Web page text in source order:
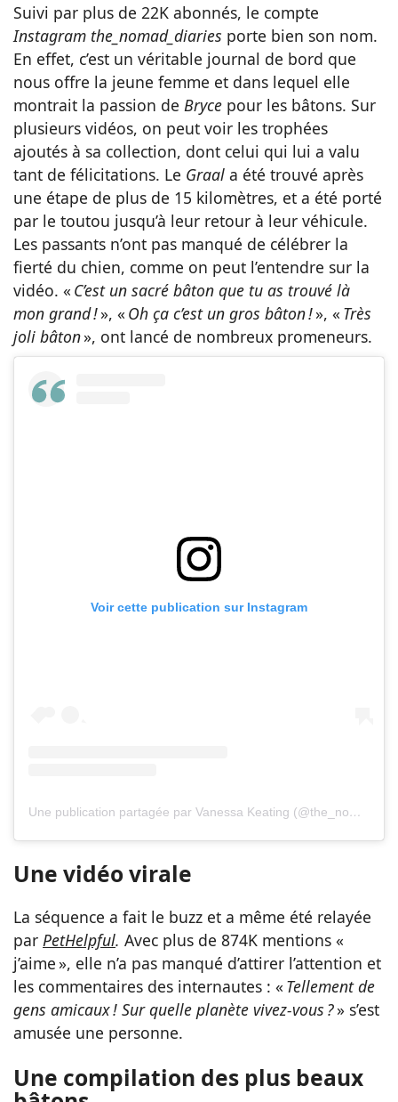
Suivi par plus de 22K abonnés, le compte
Instagram the_nomad_diaries porte bien son nom.
En effet, c’est un véritable journal de bord que
nous offre la jeune femme et dans lequel elle
montrait la passion de Bryce pour les bâtons. Sur
plusieurs vidéos, on peut voir les trophées
ajoutés à sa collection, dont celui qui lui a valu
tant de félicitations. Le Graal a été trouvé après
une étape de plus de 15 kilomètres, et a été porté
par le toutou jusqu’à leur retour à leur véhicule.
Les passants n’ont pas manqué de célébrer la
fierté du chien, comme on peut l’entendre sur la
vidéo. « C’est un sacré bâton que tu as trouvé là
mon grand !», « Oh ça c’est un gros bâton !», « Très
joli bâton», ont lancé de nombreux promeneurs.
Voir cette publication sur Instagram
Une publication partagée par Vanessa Keating (@the_nomad_diaries_)
Une vidéo virale
La séquence a fait le buzz et a même été relayée
par PetHelpful. Avec plus de 874K mentions «
j’aime », elle n’a pas manqué d’attirer l’attention et
les commentaires des internautes : « Tellement de
gens amicaux ! Sur quelle planète vivez-vous ?» s’est
amusée une personne.
Une compilation des plus beaux